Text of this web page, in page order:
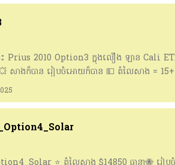
េះ​ Prius 2010 Option3 ក្នុងលឿង​ ឡាន Cali
សាងក៏បាន​ រៀបចំអោយក៏បាន 💵 តំលៃសាង =
086477901 https://t.me/seaauto 👉 ចូល
Sarmsea_Pharlan